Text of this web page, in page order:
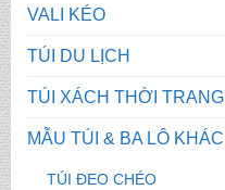
VALI KÉO
TÚI DU LỊCH
TÚI XÁCH THỜI TRANG
MẪU TÚI & BA LÔ KHÁC
TÚI ĐEO CHÉO